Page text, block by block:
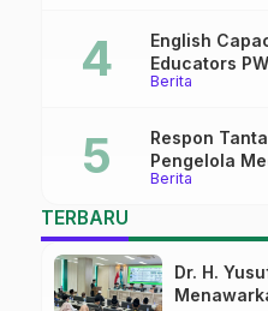
Berita
English
Educators
Batch#4;
Berita
Respon
Pengelola
Pekalongan
TERBARU
Dr. H.